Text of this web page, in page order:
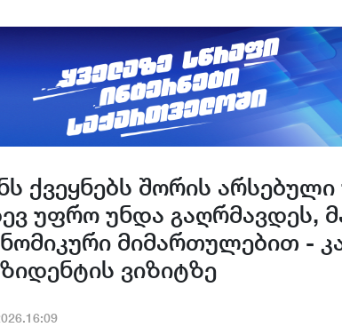
ქვეყნებს შორის
უფრო უნდა გაღრმავდეს,
მიმართულებით -
ვიზიტზე